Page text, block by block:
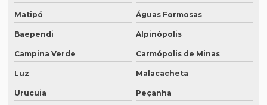
Intérprete profissional em eventos
Intérprete profissional de francês
Intérprete profissional de japonês
Intérprete remoto
Intérprete para reuniões
Matipó Águas Formosas
Baependi Alpinópolis
Campina Verde Carmópolis de Minas
Luz Malacacheta
Urucuia Peçanha